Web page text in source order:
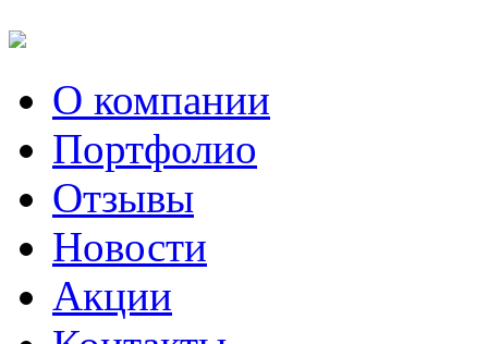
О компании
Портфолио
Отзывы
Новости
Акции